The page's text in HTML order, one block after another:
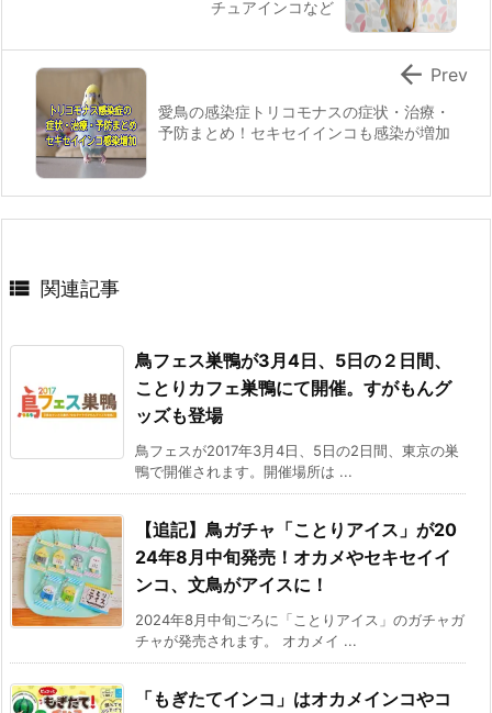
チュアインコなど
愛鳥の感染症トリコモナスの症状・治療・
予防まとめ！セキセイインコも感染が増加
 Prev
 関連記事
鳥フェス巣鴨が3月4日、5日の２日間、
ことりカフェ巣鴨にて開催。すがもんグ
ッズも登場
鳥フェスが2017年3月4日、5日の2日間、東京の巣
鴨で開催されます。開催場所は ...
【追記】鳥ガチャ「ことりアイス」が20
24年8月中旬発売！オカメやセキセイイ
ンコ、文鳥がアイスに！
2024年8月中旬ごろに「ことりアイス」のガチャガ
チャが発売されます。 オカメイ ...
「もぎたてインコ」はオカメインコやコ